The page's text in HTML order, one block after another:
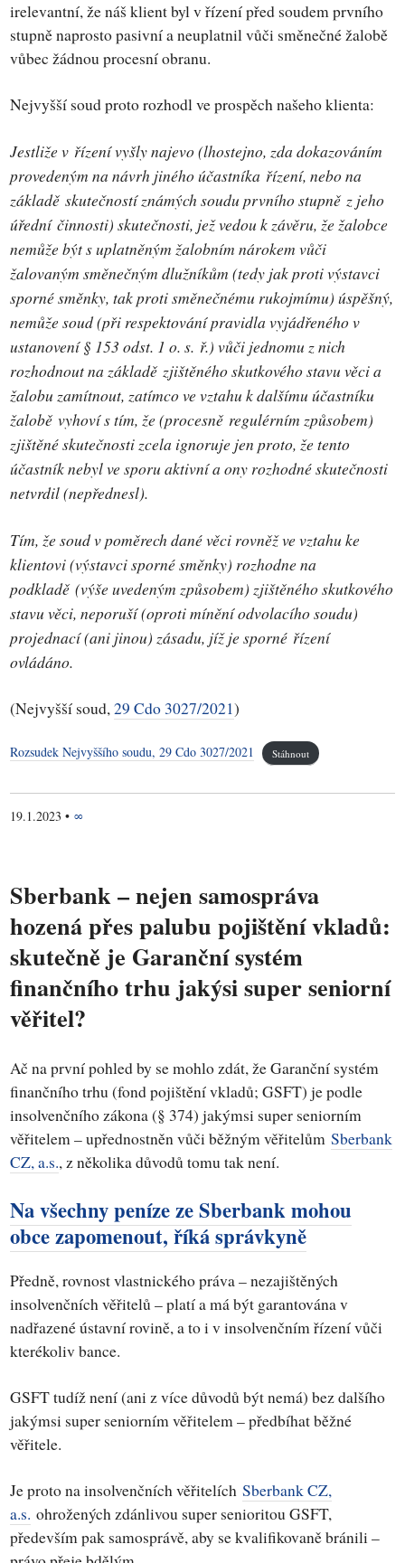
irelevantní, že náš klient byl v řízení před soudem prvního
stupně naprosto pasivní a neuplatnil vůči směnečné žalobě
vůbec žádnou procesní obranu.
Nejvyšší soud proto rozhodl ve prospěch našeho klienta:
Jestliže v řízení vyšly najevo (lhostejno, zda dokazováním
provedeným na návrh jiného účastníka řízení, nebo na
základě skutečností známých soudu prvního stupně z jeho
úřední činnosti) skutečnosti, jež vedou k závěru, že žalobce
nemůže být s uplatněným žalobním nárokem vůči
žalovaným směnečným dlužníkům (tedy jak proti výstavci
sporné směnky, tak proti směnečnému rukojmímu) úspěšný,
nemůže soud (při respektování pravidla vyjádřeného v
ustanovení § 153 odst. 1 o. s. ř.) vůči jednomu z nich
rozhodnout na základě zjištěného skutkového stavu věci a
žalobu zamítnout, zatímco ve vztahu k dalšímu účastníku
žalobě vyhoví s tím, že (procesně regulérním způsobem)
zjištěné skutečnosti zcela ignoruje jen proto, že tento
účastník nebyl ve sporu aktivní a ony rozhodné skutečnosti
netvrdil (nepřednesl).
Tím, že soud v poměrech dané věci rovněž ve vztahu ke
klientovi (výstavci sporné směnky) rozhodne na
podkladě (výše uvedeným způsobem) zjištěného skutkového
stavu věci, neporuší (oproti mínění odvolacího soudu)
projednací (ani jinou) zásadu, jíž je sporné řízení
ovládáno.
(Nejvyšší soud,29 Cdo 3027/2021)
Rozsudek Nejvyššího soudu, 29 Cdo 3027/2021 Stáhnout
19.1.2023 • ∞
Sberbank – nejen samospráva
hozená přes palubu pojištění vkladů:
skutečně je Garanční systém
finančního trhu jakýsi super seniorní
věřitel?
Ač na první pohled by se mohlo zdát, že Garanční systém
finančního trhu (fond pojištění vkladů; GSFT) je podle
insolvenčního zákona (§ 374) jakýmsi super seniorním
věřitelem – upřednostněn vůči běžným věřitelůmSberbank
CZ, a.s., z několika důvodů tomu tak není.
Na všechny peníze ze Sberbank mohou
obce zapomenout, říká správkyně
Předně, rovnost vlastnického práva – nezajištěných
insolvenčních věřitelů – platí a má být garantována v
nadřazené ústavní rovině, a to i v insolvenčním řízení vůči
kterékoliv bance.
GSFT tudíž není (ani z více důvodů být nemá) bez dalšího
jakýmsi super seniorním věřitelem – předbíhat běžné
věřitele.
Je proto na insolvenčních věřitelíchSberbank CZ,
a.s. ohrožených zdánlivou super senioritou GSFT,
především pak samosprávě, aby se kvalifikovaně bránili –